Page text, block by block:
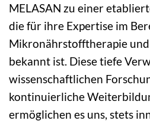
MELASAN zu einer
die für ihre Expertise im
Mikronährstofftherapie
bekannt ist. Diese tiefe
wissenschaftlichen
kontinuierliche
ermöglichen es uns, stets